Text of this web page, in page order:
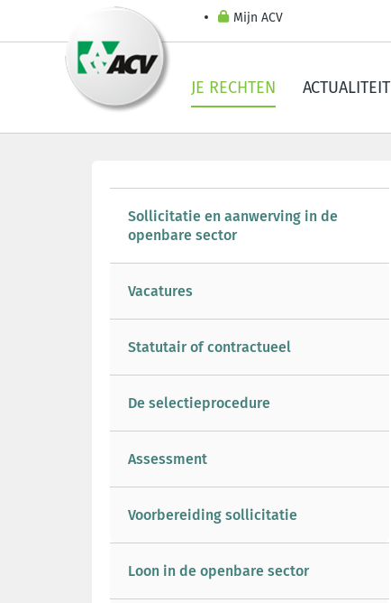
Mijn ACV
JE RECHTEN ACTUALITEIT
Sollicitatie en aanwerving in de
openbare sector
Vacatures
Statutair of contractueel
De selectieprocedure
Assessment
Voorbereiding sollicitatie
Loon in de openbare sector